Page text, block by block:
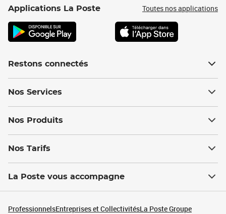
Applications La Poste Toutes nos applications
Restons connectés
Nos Services
Nos Produits
Nos Tarifs
La Poste vous accompagne
ProfessionnelsEntreprises et CollectivitésLa Poste Groupe